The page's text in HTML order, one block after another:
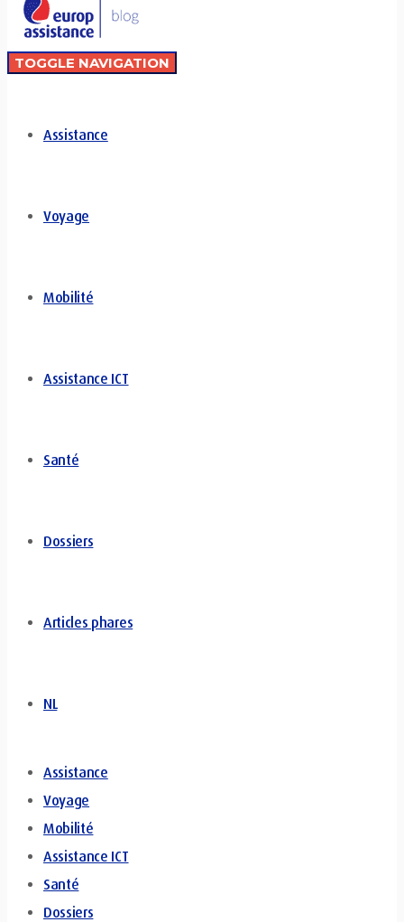
TOGGLE NAVIGATION
Assistance
Voyage
Mobilité
Assistance ICT
Santé
Dossiers
Articles phares
NL
Assistance
Voyage
Mobilité
Assistance ICT
Santé
Dossiers